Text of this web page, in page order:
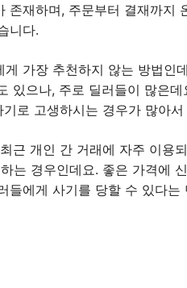
존재하며, 주문부터 결재까지
니다.
가장 추천하지 않는 방법인
있으나, 주로 딜러들이 많은
로 고생하시는 경우가 많아
근 개인 간 거래에 자주 이용
는 경우인데요. 좋은 가격에
들에게 사기를 당할 수 있다는